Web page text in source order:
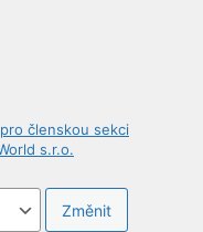
členskou sekci
s.r.o.